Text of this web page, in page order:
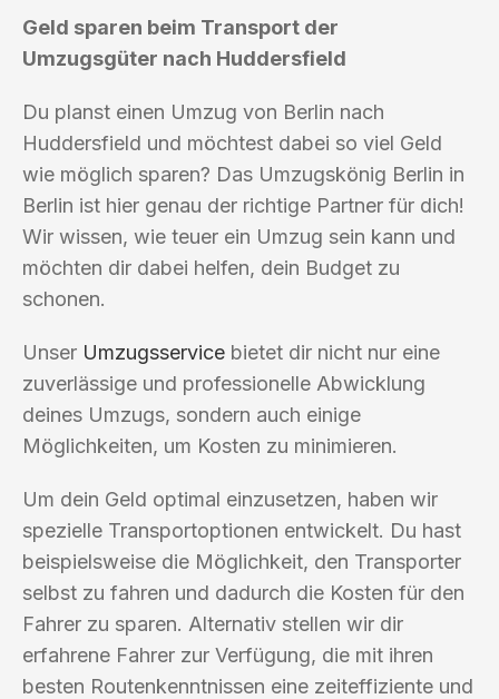
Geld sparen beim Transport der
Umzugsgüter nach Huddersfield
Du planst einen Umzug von Berlin nach
Huddersfield und möchtest dabei so viel Geld
wie möglich sparen? Das Umzugskönig Berlin in
Berlin ist hier genau der richtige Partner für dich!
Wir wissen, wie teuer ein Umzug sein kann und
möchten dir dabei helfen, dein Budget zu
schonen.
Unser Umzugsservice bietet dir nicht nur eine
zuverlässige und professionelle Abwicklung
deines Umzugs, sondern auch einige
Möglichkeiten, um Kosten zu minimieren.
Um dein Geld optimal einzusetzen, haben wir
spezielle Transportoptionen entwickelt. Du hast
beispielsweise die Möglichkeit, den Transporter
selbst zu fahren und dadurch die Kosten für den
Fahrer zu sparen. Alternativ stellen wir dir
erfahrene Fahrer zur Verfügung, die mit ihren
besten Routenkenntnissen eine zeiteffiziente und